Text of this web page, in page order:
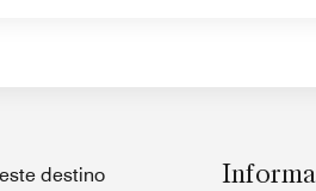
destino